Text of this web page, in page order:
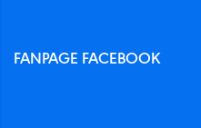
FANPAGE FACEBOOK